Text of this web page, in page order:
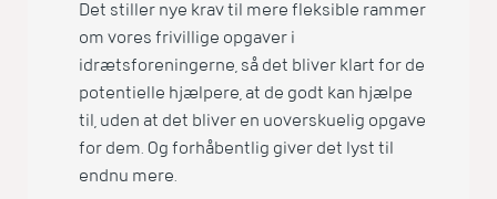
Det stiller nye krav til mere fleksible rammer
om vores frivillige opgaver i
idrætsforeningerne, så det bliver klart for de
potentielle hjælpere, at de godt kan hjælpe
til, uden at det bliver en uoverskuelig opgave
for dem. Og forhåbentlig giver det lyst til
endnu mere.